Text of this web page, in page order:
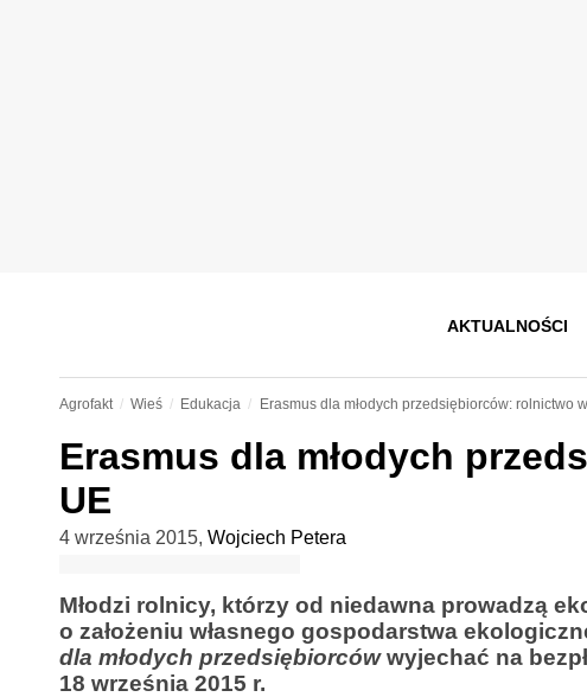
AKTUALNOŚCI
Agrofakt Wieś Edukacja Erasmus dla młodych przedsiębiorców: rolnictwo
Erasmus dla młodych
UE
4 września 2015, Wojciech Petera
Młodzi rolnicy, którzy od niedawna prowadzą
o założeniu własnego gospodarstwa
dla młodych przedsiębiorcówwyjechać na
18 września 2015 r.